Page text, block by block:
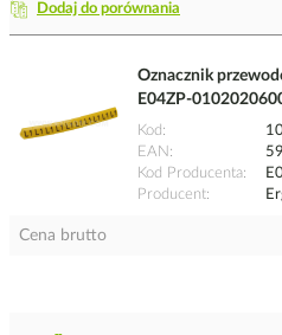
Dodaj do porównania
Oznacznik
E04ZP-
Kod
EAN
Kod Producenta
Producent
Cena brutto